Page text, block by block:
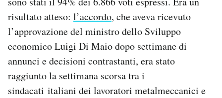
Newsletter
Notifiche mobile
Hai bisogno di aiuto?
Esci
risultato atteso: l’accordo, che aveva ricevuto
l’approvazione del ministro dello Sviluppo
economico Luigi Di Maio dopo settimane di
annunci e decisioni contrastanti, era stato
raggiunto la settimana scorsa tra i
sindacati italiani dei lavoratori metalmeccanici e